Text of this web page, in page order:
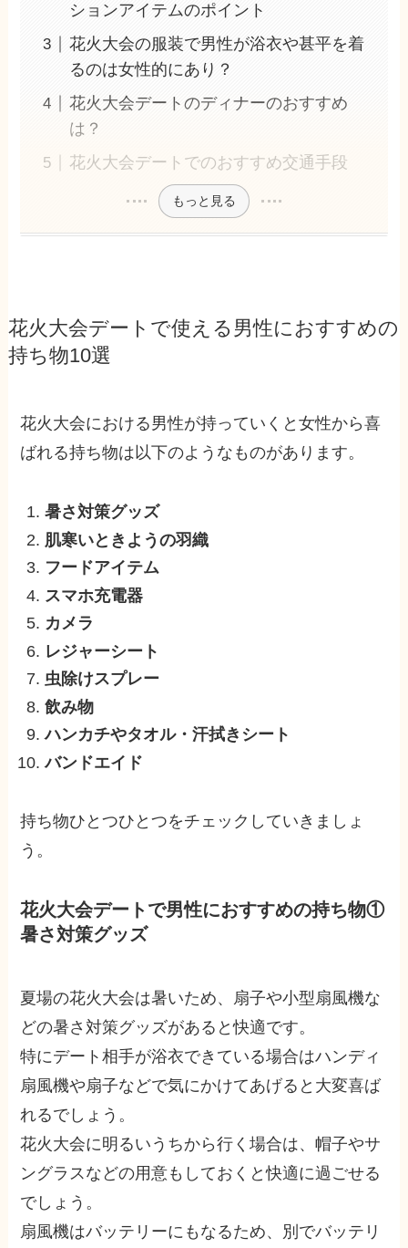
ションアイテムのポイント
花火大会の服装で男性が浴衣や甚平を着
るのは女性的にあり？
花火大会デートのディナーのおすすめ
は？
花火大会デートでのおすすめ交通手段
もっと見る
花火大会デートで使える男性におすすめの
持ち物10選
花火大会における男性が持っていくと女性から喜
ばれる持ち物は以下のようなものがあります。
暑さ対策グッズ
肌寒いときようの羽織
フードアイテム
スマホ充電器
カメラ
レジャーシート
虫除けスプレー
飲み物
ハンカチやタオル・汗拭きシート
バンドエイド
持ち物ひとつひとつをチェックしていきましょ
う。
花火大会デートで男性におすすめの持ち物①
暑さ対策グッズ
夏場の花火大会は暑いため、扇子や小型扇風機な
どの暑さ対策グッズがあると快適です。
特にデート相手が浴衣できている場合はハンディ
扇風機や扇子などで気にかけてあげると大変喜ば
れるでしょう。
花火大会に明るいうちから行く場合は、帽子やサ
ングラスなどの用意もしておくと快適に過ごせる
でしょう。
扇風機はバッテリーにもなるため、別でバッテリ